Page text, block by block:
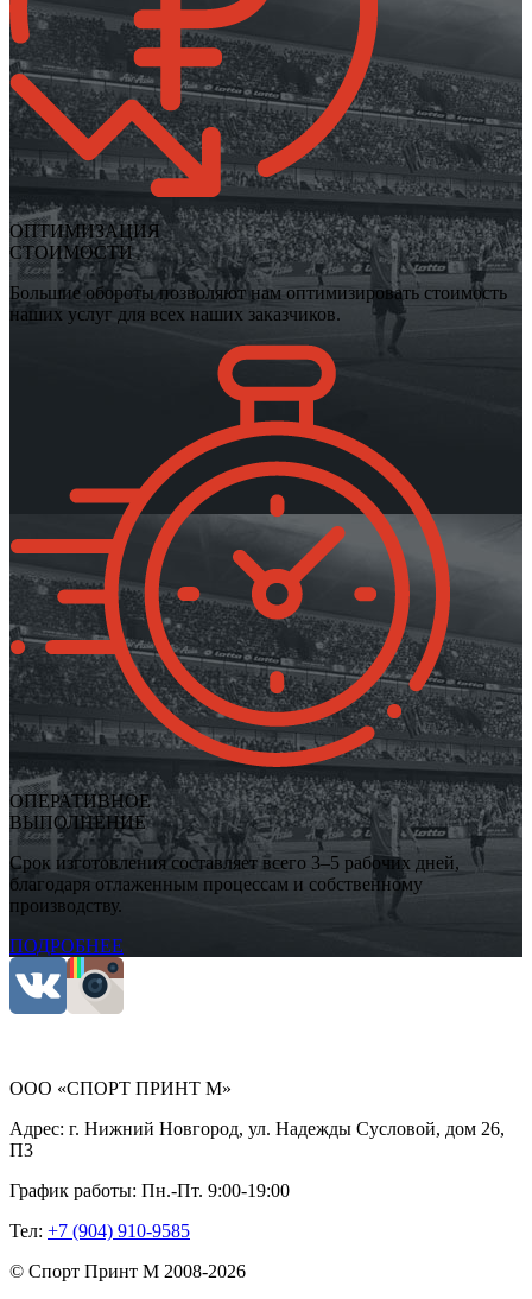
ОПТИМИЗАЦИЯ
СТОИМОСТИ
Большие обороты позволяют нам оптимизировать стоимость
наших услуг для всех наших заказчиков.
ОПЕРАТИВНОЕ
ВЫПОЛНЕНИЕ
Срок изготовления составляет всего 3–5 рабочих дней,
благодаря отлаженным процессам и собственному
производству.
ПОДРОБНЕЕ
ООО «СПОРТ ПРИНТ М»
Адрес: г. Нижний Новгород, ул. Надежды Сусловой, дом 26,
П3
График работы: Пн.-Пт. 9:00-19:00
Тел: +7 (904) 910-9585
© Спорт Принт М 2008-2026